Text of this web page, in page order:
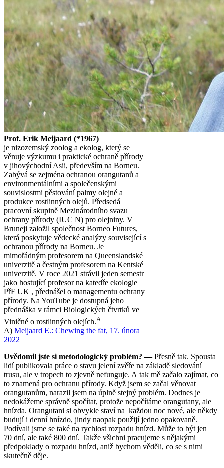
Prof. Erik Meijaard (*1967)
je nizozemský zoolog a ekolog, který se
věnuje výzkumu i praktické ochraně přírody
v jihovýchodní Asii, především na Borneu.
Zabývá se zejména ochranou orangutanů a
environmentálními a společenskými
souvislostmi pěstování palmy olejné a
produkce rostlinných olejů. Předsedá
pracovní skupině Mezinárodního svazu
ochrany přírody (IUC N) pro olejniny. V
Bruneji založil společnost Borneo Futures,
která poskytuje vědecké analýzy související s
ochranou přírody na Borneu. Je
mimořádným profesorem na Queenslandské
univerzitě a čestným profesorem na Kentské
univerzitě. V roce 2021 strávil jeden semestr
jako hostující profesor na katedře ekologie
PřF UK , přednášel o managementu ochrany
přírody. Na YouTube je dostupná jeho
přednáška v rámci Biologických čtvrtků ve
Viničné o rostlinných olejích.A
A) Meijaard E.: Chewing the fat, 17. února
2022
Uvědomil jste si metodologický problém? —Přesně tak. Spousta
lidí publikovala práce o stavu jelení zvěře na základě sledování
trusu, ale v tropech to zjevně nefunguje. A tak mě začalo zajímat, co
to znamená pro ochranu přírody. Když jsem se začal věnovat
orangutanům, narazil jsem na úplně stejný problém. Dodnes je
nedokážeme správně spočítat, protože nepočítáme orangutany, ale
hnízda. Orangutani si obvykle staví na každou noc nové, ale někdy
budují i denní hnízdo, jindy naopak použijí jedno opakovaně.
Podívali jsme se také na rychlost rozpadu hnízd. Může to být jen
70 dní, ale také 800 dní. Takže všichni pracujeme s nějakými
předpoklady o rozpadu hnízd, aniž bychom věděli, co se s nimi
skutečně děje.